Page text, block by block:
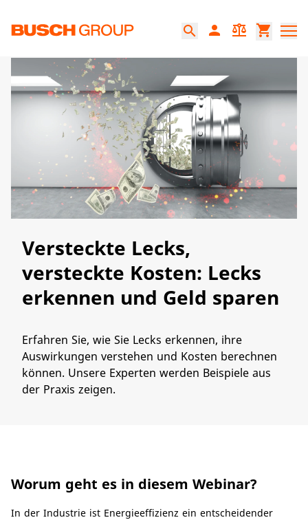
search person balance shopping_cart
Versteckte Lecks,
versteckte Kosten: Lecks
erkennen und Geld sparen
Erfahren Sie, wie Sie Lecks erkennen, ihre
Auswirkungen verstehen und Kosten berechnen
können. Unsere Experten werden Beispiele aus
der Praxis zeigen.
Worum geht es in diesem Webinar?​
In der Industrie ist Energieeffizienz ein entscheidender